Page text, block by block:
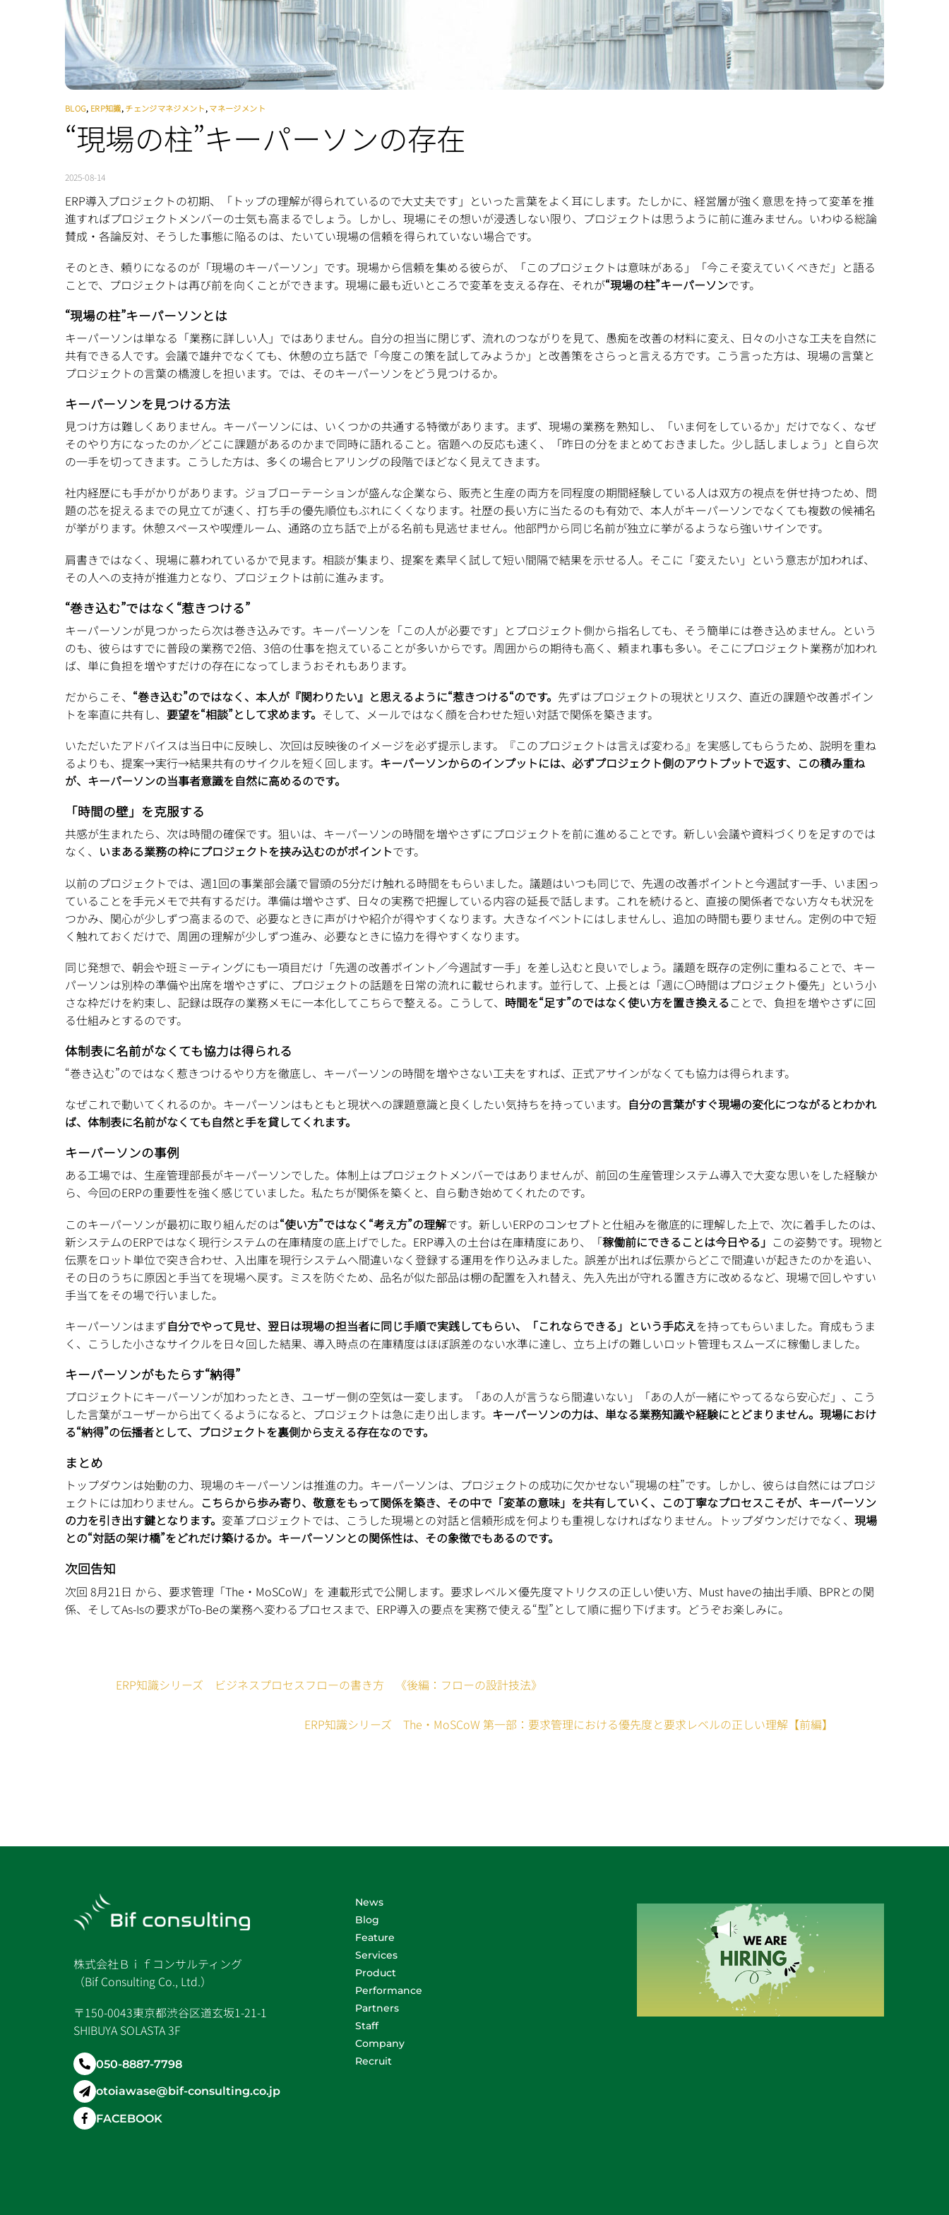
BLOG, ERP知識,チェンジマネジメント,マネージメント
“現場の柱”キーパーソンの存在
2025-08-14
ERP導入プロジェクトの初期、「トップの理解が得られているので大丈夫です」といった言葉をよく耳にします。たしかに、経営層が強く意思を持って変革を推
進すればプロジェクトメンバーの士気も高まるでしょう。しかし、現場にその想いが浸透しない限り、プロジェクトは思うように前に進みません。いわゆる総論
賛成・各論反対、そうした事態に陥るのは、たいてい現場の信頼を得られていない場合です。
そのとき、頼りになるのが「現場のキーパーソン」です。現場から信頼を集める彼らが、「このプロジェクトは意味がある」「今こそ変えていくべきだ」と語る
ことで、プロジェクトは再び前を向くことができます。現場に最も近いところで変革を支える存在、それが“現場の柱”キーパーソンです。
“現場の柱”キーパーソンとは
キーパーソンは単なる「業務に詳しい人」ではありません。自分の担当に閉じず、流れのつながりを見て、愚痴を改善の材料に変え、日々の小さな工夫を自然に
共有できる人です。会議で雄弁でなくても、休憩の立ち話で「今度この策を試してみようか」と改善策をさらっと言える方です。こう言った方は、現場の言葉と
プロジェクトの言葉の橋渡しを担います。では、そのキーパーソンをどう見つけるか。
キーパーソンを見つける方法
見つけ方は難しくありません。キーパーソンには、いくつかの共通する特徴があります。まず、現場の業務を熟知し、「いま何をしているか」だけでなく、なぜ
そのやり方になったのか／どこに課題があるのかまで同時に語れること。宿題への反応も速く、「昨日の分をまとめておきました。少し話しましょう」と自ら次
の一手を切ってきます。こうした方は、多くの場合ヒアリングの段階でほどなく見えてきます。
社内経歴にも手がかりがあります。ジョブローテーションが盛んな企業なら、販売と生産の両方を同程度の期間経験している人は双方の視点を併せ持つため、問
題の芯を捉えるまでの見立てが速く、打ち手の優先順位もぶれにくくなります。社歴の長い方に当たるのも有効で、本人がキーパーソンでなくても複数の候補名
が挙がります。休憩スペースや喫煙ルーム、通路の立ち話で上がる名前も見逃せません。他部門から同じ名前が独立に挙がるようなら強いサインです。
肩書きではなく、現場に慕われているかで見ます。相談が集まり、提案を素早く試して短い間隔で結果を示せる人。そこに「変えたい」という意志が加われば、
その人への支持が推進力となり、プロジェクトは前に進みます。
“巻き込む”ではなく“惹きつける”
キーパーソンが見つかったら次は巻き込みです。キーパーソンを「この人が必要です」とプロジェクト側から指名しても、そう簡単には巻き込めません。という
のも、彼らはすでに普段の業務で2倍、3倍の仕事を抱えていることが多いからです。周囲からの期待も高く、頼まれ事も多い。そこにプロジェクト業務が加われ
ば、単に負担を増やすだけの存在になってしまうおそれもあります。
だからこそ、 “巻き込む”のではなく、本人が『関わりたい』と思えるように“惹きつける“のです。 先ずはプロジェクトの現状とリスク、直近の課題や改善ポイン
トを率直に共有し、 要望を“相談”として求めます。 そして、メールではなく顔を合わせた短い対話で関係を築きます。
いただいたアドバイスは当日中に反映し、次回は反映後のイメージを必ず提示します。『このプロジェクトは言えば変わる』を実感してもらうため、説明を重ね
るよりも、提案→実行→結果共有のサイクルを短く回します。 キーパーソンからのインプットには、必ずプロジェクト側のアウトプットで返す、この積み重ね
が、キーパーソンの当事者意識を自然に高めるのです。
「時間の壁」を克服する
共感が生まれたら、次は時間の確保です。狙いは、キーパーソンの時間を増やさずにプロジェクトを前に進めることです。新しい会議や資料づくりを足すのでは
なく、 いまある業務の枠にプロジェクトを挟み込むのがポイントです。
以前のプロジェクトでは、週1回の事業部会議で冒頭の5分だけ触れる時間をもらいました。議題はいつも同じで、先週の改善ポイントと今週試す一手、いま困っ
ていることを手元メモで共有するだけ。準備は増やさず、日々の実務で把握している内容の延長で話します。これを続けると、直接の関係者でない方々も状況を
つかみ、関心が少しずつ高まるので、必要なときに声がけや紹介が得やすくなります。大きなイベントにはしませんし、追加の時間も要りません。定例の中で短
く触れておくだけで、周囲の理解が少しずつ進み、必要なときに協力を得やすくなります。
同じ発想で、朝会や班ミーティングにも一項目だけ「先週の改善ポイント／今週試す一手」を差し込むと良いでしょう。議題を既存の定例に重ねることで、キー
パーソンは別枠の準備や出席を増やさずに、プロジェクトの話題を日常の流れに載せられます。並行して、上長とは「週に〇時間はプロジェクト優先」という小
さな枠だけを約束し、記録は既存の業務メモに一本化してこちらで整える。こうして、 時間を“足す”のではなく使い方を置き換えることで、負担を増やさずに回
る仕組みとするのです。
体制表に名前がなくても協力は得られる
“巻き込む”のではなく惹きつけるやり方を徹底し、キーパーソンの時間を増やさない工夫をすれば、正式アサインがなくても協力は得られます。
なぜこれで動いてくれるのか。キーパーソンはもともと現状への課題意識と良くしたい気持ちを持っています。 自分の言葉がすぐ現場の変化につながるとわかれ
ば、体制表に名前がなくても自然と手を貸してくれます。
キーパーソンの事例
ある工場では、生産管理部長がキーパーソンでした。体制上はプロジェクトメンバーではありませんが、前回の生産管理システム導入で大変な思いをした経験か
ら、今回のERPの重要性を強く感じていました。私たちが関係を築くと、自ら動き始めてくれたのです。
このキーパーソンが最初に取り組んだのは“使い方”ではなく“考え方”の理解です。新しいERPのコンセプトと仕組みを徹底的に理解した上で、次に着手したのは、
新システムのERPではなく現行システムの在庫精度の底上げでした。ERP導入の土台は在庫精度にあり、「稼働前にできることは今日やる」 この姿勢です。現物と
伝票をロット単位で突き合わせ、入出庫を現行システムへ間違いなく登録する運用を作り込みました。誤差が出れば伝票からどこで間違いが起きたのかを追い、
その日のうちに原因と手当てを現場へ戻す。ミスを防ぐため、品名が似た部品は棚の配置を入れ替え、先入先出が守れる置き方に改めるなど、現場で回しやすい
手当てをその場で行いました。
キーパーソンはまず自分でやって見せ、翌日は現場の担当者に同じ手順で実践してもらい、「これならできる」という手応えを持ってもらいました。育成もうま
く、こうした小さなサイクルを日々回した結果、導入時点の在庫精度はほぼ誤差のない水準に達し、立ち上げの難しいロット管理もスムーズに稼働しました。
キーパーソンがもたらす“納得”
プロジェクトにキーパーソンが加わったとき、ユーザー側の空気は一変します。「あの人が言うなら間違いない」「あの人が一緒にやってるなら安心だ」、こう
した言葉がユーザーから出てくるようになると、プロジェクトは急に走り出します。 キーパーソンの力は、単なる業務知識や経験にとどまりません。現場におけ
る“納得”の伝播者として、プロジェクトを裏側から支える存在なのです。
まとめ
トップダウンは始動の力、現場のキーパーソンは推進の力。キーパーソンは、プロジェクトの成功に欠かせない“現場の柱”です。しかし、彼らは自然にはプロジ
ェクトには加わりません。 こちらから歩み寄り、敬意をもって関係を築き、その中で「変革の意味」を共有していく、この丁寧なプロセスこそが、キーパーソン
の力を引き出す鍵となります。 変革プロジェクトでは、こうした現場との対話と信頼形成を何よりも重視しなければなりません。トップダウンだけでなく、 現場
との“対話の架け橋”をどれだけ築けるか。キーパーソンとの関係性は、その象徴でもあるのです。
次回告知
次回 8月21日 から、要求管理「The・MoSCoW」を 連載形式で公開します。要求レベル×優先度マトリクスの正しい使い方、Must haveの抽出手順、BPRとの関
係、そしてAs-Isの要求がTo-Beの業務へ変わるプロセスまで、ERP導入の要点を実務で使える“型”として順に掘り下げます。どうぞお楽しみに。
ERP知識シリーズ ビジネスプロセスフローの書き方 《後編：フローの設計技法》
ERP知識シリーズ The・MoSCoW 第一部：要求管理における優先度と要求レベルの正しい理解【前編】
株式会社Ｂｉｆコンサルティング
（Bif Consulting Co., Ltd.）
〒150-0043東京都渋谷区道玄坂1-21-1
SHIBUYA SOLASTA 3F
050-8887-7798
otoiawase@bif-consulting.co.jp
FACEBOOK
News
Blog
Feature
Services
Product
Performance
Partners
Staff
Company
Recruit